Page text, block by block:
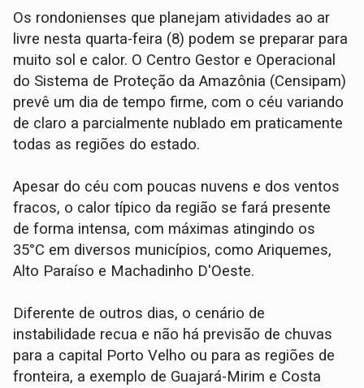
Os rondonienses que planejam atividades ao ar
livre nesta quarta-feira (8) podem se preparar para
muito sol e calor. O Centro Gestor e Operacional
do Sistema de Proteção da Amazônia (Censipam)
prevê um dia de tempo firme, com o céu variando
de claro a parcialmente nublado em praticamente
todas as regiões do estado.
Apesar do céu com poucas nuvens e dos ventos
fracos, o calor típico da região se fará presente
de forma intensa, com máximas atingindo os
35°C em diversos municípios, como Ariquemes,
Alto Paraíso e Machadinho D'Oeste.
Diferente de outros dias, o cenário de
instabilidade recua e não há previsão de chuvas
para a capital Porto Velho ou para as regiões de
fronteira, a exemplo de Guajará-Mirim e Costa